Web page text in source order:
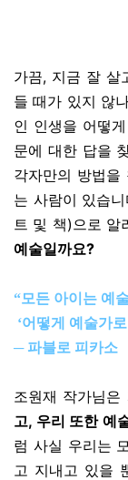
가끔, 지금 잘 살
들 때가 있지 않
인 인생을 어떻
문에 대한 답을
각자만의 방법을
는 사람이 있습
트 및 책)으로 알
예술일까요?
“모든 아이는 예
‘어떻게 예술가
─ 파블로 피카소
조원재 작가님은
고, 우리 또한 예
럼 사실 우리는
고 지내고 있을